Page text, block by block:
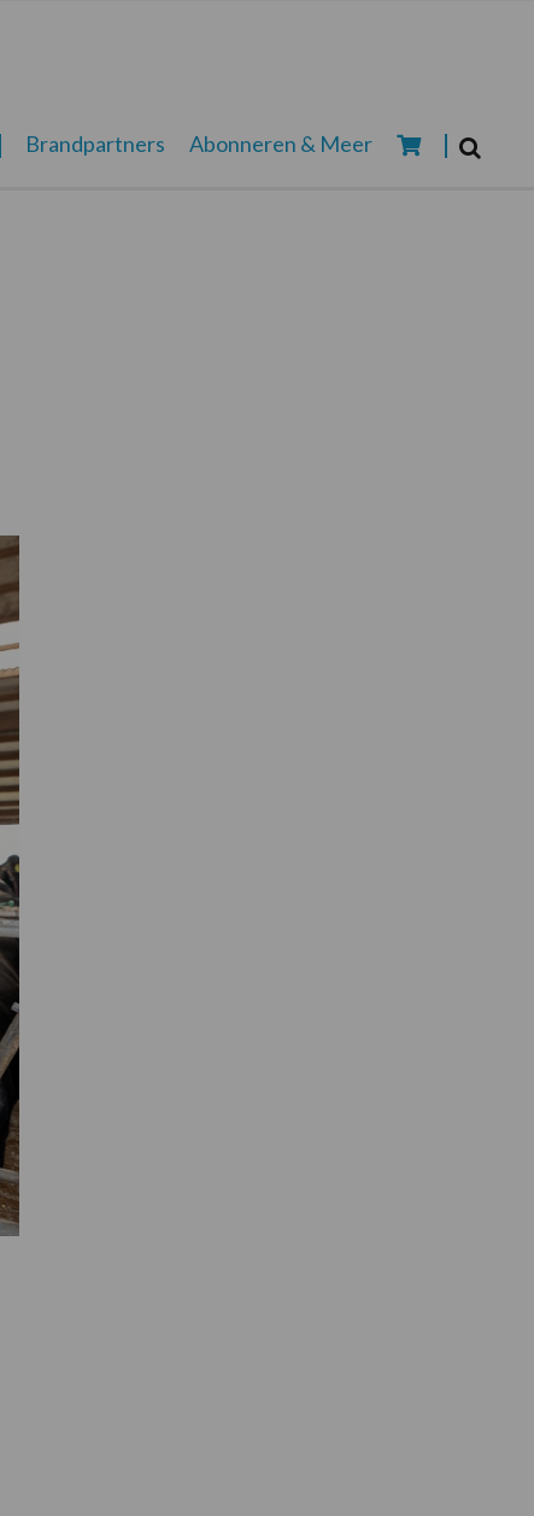
Brandpartners Abonneren & Meer